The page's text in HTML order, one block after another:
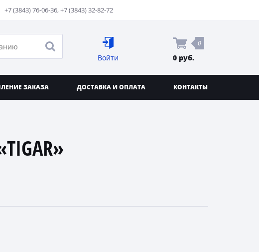
+7 (3843) 76-06-36,+7 (3843) 32-82-72
Войти
0
0 руб.
ЗАКАЗА ДОСТАВКА И ОПЛАТА КОНТАКТЫ